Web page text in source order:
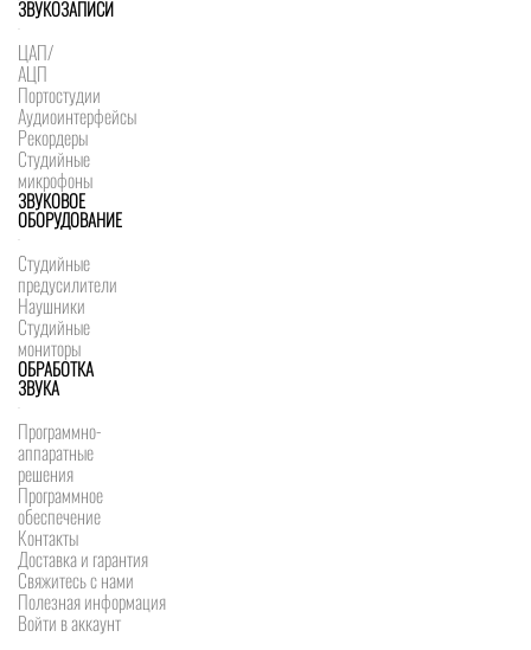
ЗВУКОЗАПИСИ
ЦАП/
АЦП
Портостудии
Аудиоинтерфейсы
Рекордеры
Студийные
микрофоны
ЗВУКОВОЕ
ОБОРУДОВАНИЕ
Студийные
предусилители
Наушники
Студийные
мониторы
ОБРАБОТКА
ЗВУКА
Программно-
аппаратные
решения
Программное
обеспечение
Контакты
Доставка и гарантия
Свяжитесь с нами
Полезная информация
Войти в аккаунт